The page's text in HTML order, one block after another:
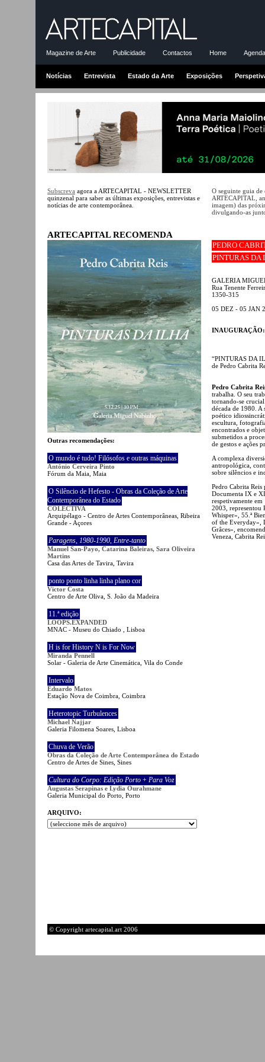
Magazine de Arte Publicidade Contactos Home
Notícias Entrevista Estado da Arte Exposições
Subscreva agora a ARTECAPITAL - NEWSLETTER
quinzenal para saber as últimas exposições, entrevistas e
notícias de arte contemporânea.
ARTECAPITAL RECOMENDA
Outras recomendações:
O mundo é tudo! Filósofos e outras máquinas
António Cerveira Pinto
Fórum da Maia, Maia
O Silêncio de Hefesto - Obras da Coleção de Arte
Contemporânea do Estado
COLECTIVA
Arquipélago - Centro de Artes Contemporâneas, Ribeira
Grande - Açores
Paragens, 1980-1990, Entre-tanto
Manuel San-Payo, Catarina Baleiras, Sara Oliveira
Martins
Casa das Artes de Tavira, Tavira
ponto ponto linha linha plano cor
Victor Costa
Centro de Arte Oliva, S. João da Madeira
11.ª edição
LOOPS.EXPANDED
MNAC - Museu do Chiado , Lisboa
H is for History N is For Now
Miranda Pennell
Solar - Galeria de Arte Cinemática, Vila do Conde
Intervalo
Eduardo Matos
Estação Nova de Coimbra, Coimbra
Heterotopic Turbulences
Michael Najjar
Galeria Filomena Soares, Lisboa
Chuva de Verão
Obras da Coleção de Arte Contemporânea do Estado
Centro de Artes de Sines, Sines
Cultura do Corpo: Edição Porto + Para Voz
Augustas Serapinas e Lydia Ourahmane
Galeria Municipal do Porto, Porto
ARQUIVO:
O seguinte guia de
ARTECAPITAL,
imagem) das
divulgando-as
PEDRO
PINTURAS DA
GALERIA
Rua Tenente
1350-315
05 DEZ - 05 JAN
INAUGURAÇÃO:
“PINTURAS DA
de Pedro Cabrita
Pedro Cabrita
trabalha. O seu
tornando-se
década de 1980.
poético
escultura,
encontrados e
submetidos a
de gestos e ações
A complexa
antropológica,
sobre silêncios e
Pedro Cabrita
Documenta IX e
respetivamente
2003, representou
Whisper», 55.ª
of the Everyday»,
Grâces»,
Veneza, Cabrita
© Copyright artecapital.art 2006